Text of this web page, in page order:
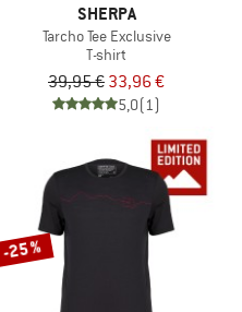
SHERPA
Tarcho Tee Exclusive
T-shirt
39,95 € 33,96 €
5,0(1)
-25 %